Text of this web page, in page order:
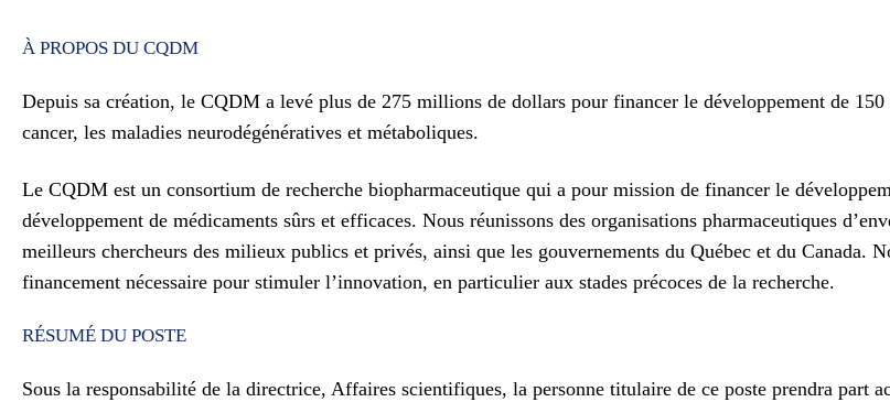
À PROPOS DU CQDM
Depuis sa création, le CQDM a levé plus de 275 millions de dollars pour financer le développement de
cancer, les maladies neurodégénératives et métaboliques.
Le CQDM est un consortium de recherche biopharmaceutique qui a pour mission de financer le
développement de médicaments sûrs et efficaces. Nous réunissons des organisations pharmaceutiques
meilleurs chercheurs des milieux publics et privés, ainsi que les gouvernements du Québec et du Canada.
financement nécessaire pour stimuler l’innovation, en particulier aux stades précoces de la recherche.
RÉSUMÉ DU POSTE
Sous la responsabilité de la directrice, Affaires scientifiques, la personne titulaire de ce poste prendra part